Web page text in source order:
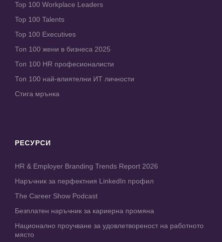
Top 100 Workplace Leaders
Top 100 Talents
Top 100 Executives
Топ 100 жени в бизнеса 2025
Топ 100 HR професионалисти
Топ 100 най-влиятелни ИТ личности
Стига мрънка
РЕСУРСИ
HR & Employer Branding Trends Report 2026
Наръчник за перфектния LinkedIn профил
The Career Show Podcast
Безплатен наръчник за кариерна промяна
Национално проучване за удовлетвореност на работното
място